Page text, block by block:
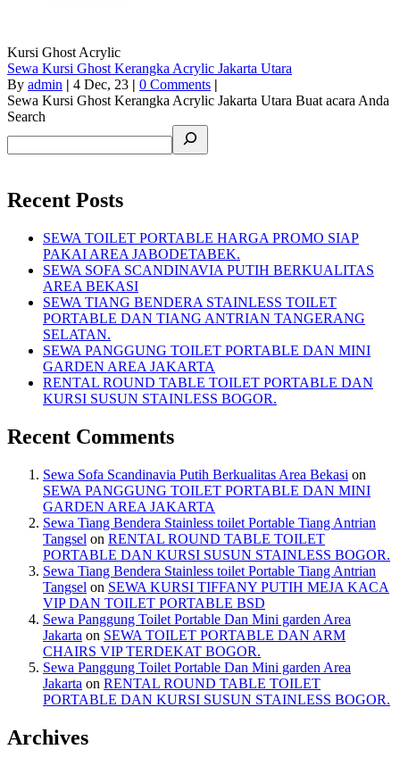
Kursi Ghost Acrylic
Sewa Kursi Ghost Kerangka Acrylic Jakarta Utara
By admin | 4 Dec, 23 | 0 Comments |
Sewa Kursi Ghost Kerangka Acrylic Jakarta Utara Buat acara Anda
Search
Recent Posts
SEWA TOILET PORTABLE HARGA PROMO SIAP
PAKAI AREA JABODETABEK.
SEWA SOFA SCANDINAVIA PUTIH BERKUALITAS
AREA BEKASI
SEWA TIANG BENDERA STAINLESS TOILET
PORTABLE DAN TIANG ANTRIAN TANGERANG
SELATAN.
SEWA PANGGUNG TOILET PORTABLE DAN MINI
GARDEN AREA JAKARTA
RENTAL ROUND TABLE TOILET PORTABLE DAN
KURSI SUSUN STAINLESS BOGOR.
Recent Comments
Sewa Sofa Scandinavia Putih Berkualitas Area Bekasi on
SEWA PANGGUNG TOILET PORTABLE DAN MINI
GARDEN AREA JAKARTA
Sewa Tiang Bendera Stainless toilet Portable Tiang Antrian
Tangsel on RENTAL ROUND TABLE TOILET
PORTABLE DAN KURSI SUSUN STAINLESS BOGOR.
Sewa Tiang Bendera Stainless toilet Portable Tiang Antrian
Tangsel on SEWA KURSI TIFFANY PUTIH MEJA KACA
VIP DAN TOILET PORTABLE BSD
Sewa Panggung Toilet Portable Dan Mini garden Area
Jakarta on SEWA TOILET PORTABLE DAN ARM
CHAIRS VIP TERDEKAT BOGOR.
Sewa Panggung Toilet Portable Dan Mini garden Area
Jakarta on RENTAL ROUND TABLE TOILET
PORTABLE DAN KURSI SUSUN STAINLESS BOGOR.
Archives